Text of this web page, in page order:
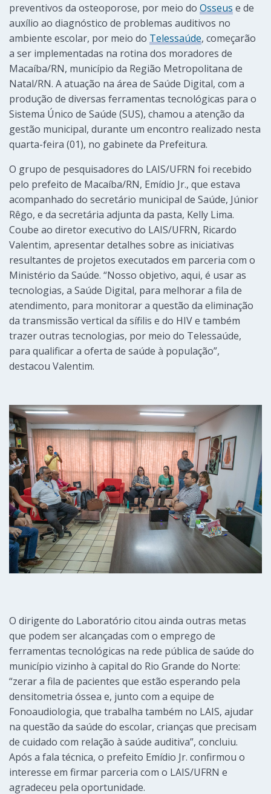
preventivos da osteoporose, por meio do Osseus e de
auxílio ao diagnóstico de problemas auditivos no
ambiente escolar, por meio do Telessaúde, começarão
a ser implementadas na rotina dos moradores de
Macaíba/RN, município da Região Metropolitana de
Natal/RN. A atuação na área de Saúde Digital, com a
produção de diversas ferramentas tecnológicas para o
Sistema Único de Saúde (SUS), chamou a atenção da
gestão municipal, durante um encontro realizado nesta
quarta-feira (01), no gabinete da Prefeitura.
O grupo de pesquisadores do LAIS/UFRN foi recebido
pelo prefeito de Macaíba/RN, Emídio Jr., que estava
acompanhado do secretário municipal de Saúde, Júnior
Rêgo, e da secretária adjunta da pasta, Kelly Lima.
Coube ao diretor executivo do LAIS/UFRN, Ricardo
Valentim, apresentar detalhes sobre as iniciativas
resultantes de projetos executados em parceria com o
Ministério da Saúde. “Nosso objetivo, aqui, é usar as
tecnologias, a Saúde Digital, para melhorar a fila de
atendimento, para monitorar a questão da eliminação
da transmissão vertical da sífilis e do HIV e também
trazer outras tecnologias, por meio do Telessaúde,
para qualificar a oferta de saúde à população”,
destacou Valentim.
O dirigente do Laboratório citou ainda outras metas
que podem ser alcançadas com o emprego de
ferramentas tecnológicas na rede pública de saúde do
município vizinho à capital do Rio Grande do Norte:
“zerar a fila de pacientes que estão esperando pela
densitometria óssea e, junto com a equipe de
Fonoaudiologia, que trabalha também no LAIS, ajudar
na questão da saúde do escolar, crianças que precisam
de cuidado com relação à saúde auditiva”, concluiu.
Após a fala técnica, o prefeito Emídio Jr. confirmou o
interesse em firmar parceria com o LAIS/UFRN e
agradeceu pela oportunidade.